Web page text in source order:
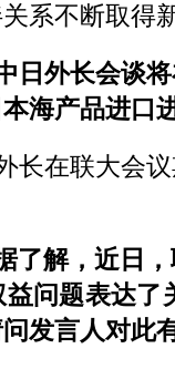
系不断取得
日外长会谈
海产品进口
长在联大会
了解，近日
问题表达
发言人对此